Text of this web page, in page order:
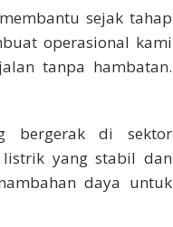
sejak tahap
operasional kami
tanpa hambatan.
bergerak di sektor
yang stabil dan
daya untuk